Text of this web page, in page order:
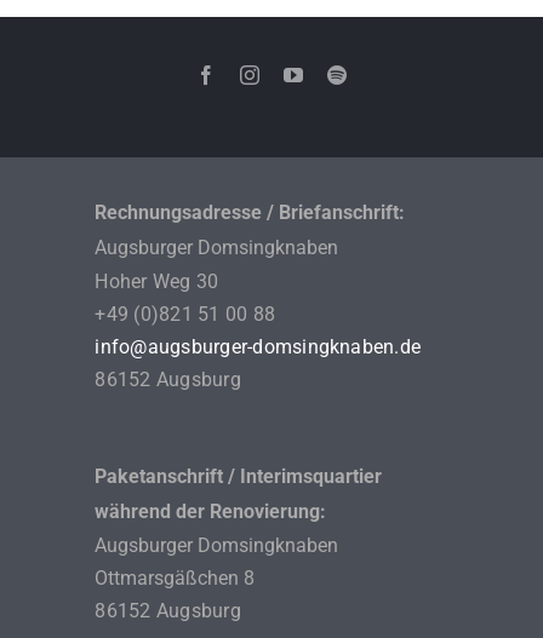
Rechnungsadresse / Briefanschrift:
Augsburger Domsingknaben
Hoher Weg 30
+49 (0)821 51 00 88
info@augsburger-domsingknaben.de
86152 Augsburg
Paketanschrift / Interimsquartier
während der Renovierung:
Augsburger Domsingknaben
Ottmarsgäßchen 8
86152 Augsburg